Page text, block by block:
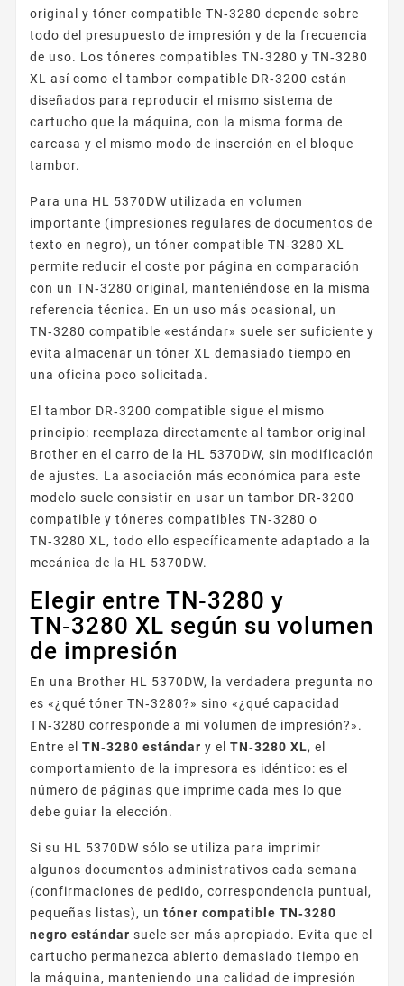
original y tóner compatible TN‑3280 depende sobre
todo del presupuesto de impresión y de la frecuencia
de uso. Los tóneres compatibles TN‑3280 y TN‑3280
XL así como el tambor compatible DR‑3200 están
diseñados para reproducir el mismo sistema de
cartucho que la máquina, con la misma forma de
carcasa y el mismo modo de inserción en el bloque
tambor.
Para una HL 5370DW utilizada en volumen
importante (impresiones regulares de documentos de
texto en negro), un tóner compatible TN‑3280 XL
permite reducir el coste por página en comparación
con un TN‑3280 original, manteniéndose en la misma
referencia técnica. En un uso más ocasional, un
TN‑3280 compatible «estándar» suele ser suficiente y
evita almacenar un tóner XL demasiado tiempo en
una oficina poco solicitada.
El tambor DR‑3200 compatible sigue el mismo
principio: reemplaza directamente al tambor original
Brother en el carro de la HL 5370DW, sin modificación
de ajustes. La asociación más económica para este
modelo suele consistir en usar un tambor DR‑3200
compatible y tóneres compatibles TN‑3280 o
TN‑3280 XL, todo ello específicamente adaptado a la
mecánica de la HL 5370DW.
Elegir entre TN‑3280 y
TN‑3280 XL según su volumen
de impresión
En una Brother HL 5370DW, la verdadera pregunta no
es «¿qué tóner TN‑3280?» sino «¿qué capacidad
TN‑3280 corresponde a mi volumen de impresión?».
Entre el TN‑3280 estándar y el TN‑3280 XL, el
comportamiento de la impresora es idéntico: es el
número de páginas que imprime cada mes lo que
debe guiar la elección.
Si su HL 5370DW sólo se utiliza para imprimir
algunos documentos administrativos cada semana
(confirmaciones de pedido, correspondencia puntual,
pequeñas listas), un tóner compatible TN‑3280
negro estándar suele ser más apropiado. Evita que el
cartucho permanezca abierto demasiado tiempo en
la máquina, manteniendo una calidad de impresión